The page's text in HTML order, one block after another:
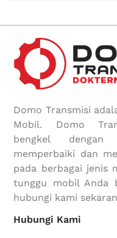
Domo Transmisi
Mobil. Domo
bengkel dengan
memperbaiki dan
pada berbagai jenis
tunggu mobil Anda
hubungi kami
Hubungi Kami